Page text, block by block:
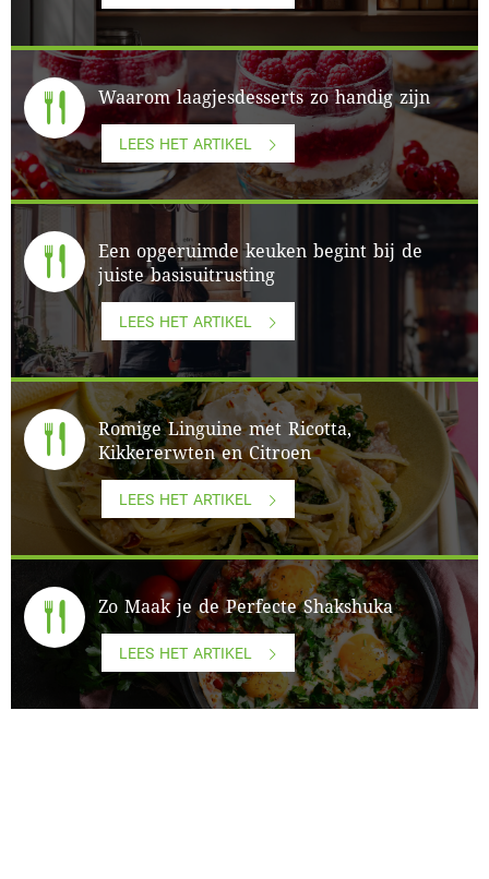
Waarom laagjesdesserts zo handig zijn
LEES HET ARTIKEL
Een opgeruimde keuken begint bij de
juiste basisuitrusting
LEES HET ARTIKEL
Romige Linguine met Ricotta,
Kikkererwten en Citroen
LEES HET ARTIKEL
Zo Maak je de Perfecte Shakshuka
LEES HET ARTIKEL